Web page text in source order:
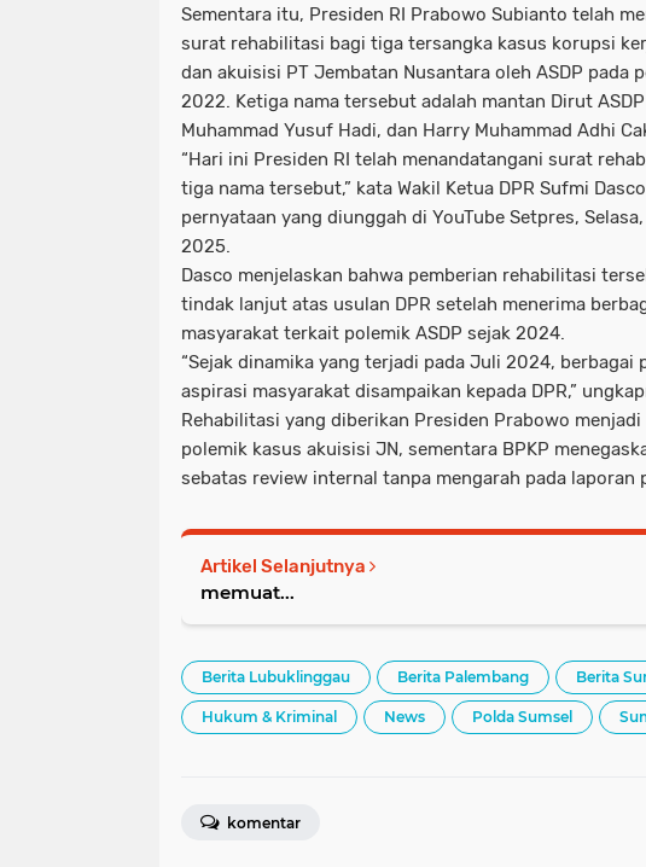
Sementara itu, Presiden RI Prabowo Subianto telah
surat rehabilitasi bagi tiga tersangka kasus korupsi
dan akuisisi PT Jembatan Nusantara oleh ASDP pada
2022. Ketiga nama tersebut adalah mantan Dirut
Muhammad Yusuf Hadi, dan Harry Muhammad Adhi
“Hari ini Presiden RI telah menandatangani surat
tiga nama tersebut,” kata Wakil Ketua DPR Sufmi
pernyataan yang diunggah di YouTube Setpres,
2025.
Dasco menjelaskan bahwa pemberian rehabilitasi
tindak lanjut atas usulan DPR setelah menerima
masyarakat terkait polemik ASDP sejak 2024.
“Sejak dinamika yang terjadi pada Juli 2024, berbagai
aspirasi masyarakat disampaikan kepada DPR,”
Rehabilitasi yang diberikan Presiden Prabowo
polemik kasus akuisisi JN, sementara BPKP
sebatas review internal tanpa mengarah pada laporan
Artikel Selanjutnya
memuat...
Berita Lubuklinggau Berita Palembang Berita
Hukum & Kriminal News Polda Sumsel
komentar